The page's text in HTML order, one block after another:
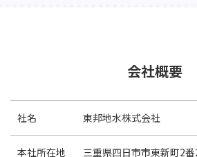
会社概要
社名 東邦地水株式会社
本社所在地 三重県四日市市東新町2